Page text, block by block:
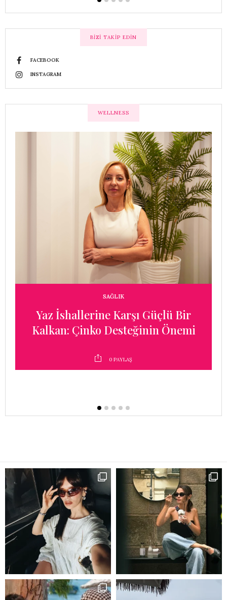
BIZI TAKIP EDIN
FACEBOOK
INSTAGRAM
WELLNESS
SAĞLIK
Yaz İshallerine Karşı Güçlü Bir
Kalkan: Çinko Desteğinin Önemi
0 PAYLAŞ